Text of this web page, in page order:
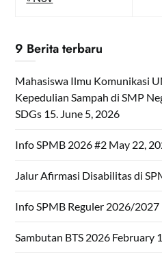
9 Berita terbaru
Mahasiswa Ilmu Komunikasi
Kepedulian Sampah di SMP
SDGs 15. June 5, 2026
Info SPMB 2026 #2 May 22,
Jalur Afirmasi Disabilitas di
Info SPMB Reguler 2026/2027
Sambutan BTS 2026 February